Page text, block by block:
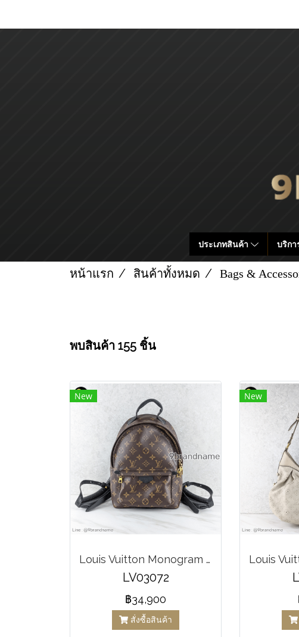
ประเภทสินค้า บริกา
หน้าแรก สินค้าทั้งหมด Bags &
พบสินค้า 155 ชิ้น
New
Louis Vuitton Monogram Palm Springs PM Backpack
LV03072
฿34,900
สั่งซื้อสินค้า
New